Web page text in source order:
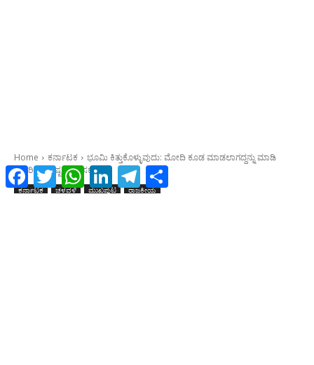
Facebook
TwitterWhatsAppLinkedInTelegram